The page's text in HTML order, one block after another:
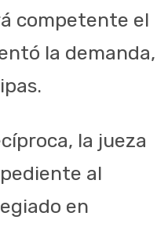
competente el
la demanda,
la jueza
al
en